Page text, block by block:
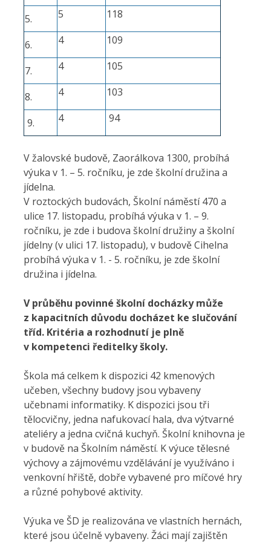
5. 5 118
6. 4 109
7. 4 105
8. 4 103
9. 4 94
V žalovské budově, Zaorálkova 1300, probíhá
výuka v 1. – 5. ročníku, je zde školní družina a
jídelna.
V roztockých budovách, Školní náměstí 470 a
ulice 17. listopadu, probíhá výuka v 1. – 9.
ročníku, je zde i budova školní družiny a školní
jídelny (v ulici 17. listopadu), v budově Cihelna
probíhá výuka v 1. - 5. ročníku, je zde školní
družina i jídelna.
V průběhu povinné školní docházky může
z kapacitních důvodu docházet ke slučování
tříd. Kritéria a rozhodnutí je plně
v kompetenci ředitelky školy.
Škola má celkem k dispozici 42 kmenových
učeben, všechny budovy jsou vybaveny
učebnami informatiky. K dispozici jsou tři
tělocvičny, jedna nafukovací hala, dva výtvarné
ateliéry a jedna cvičná kuchyň. Školní knihovna je
v budově na Školním náměstí. K výuce tělesné
výchovy a zájmovému vzdělávání je využíváno i
venkovní hřiště, dobře vybavené pro míčové hry
a různé pohybové aktivity.
Výuka ve ŠD je realizována ve vlastních hernách,
které jsou účelně vybaveny. Žáci mají zajištěn